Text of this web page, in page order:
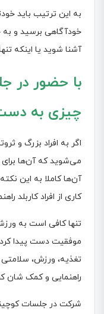
به این ترتیب باید
خودآگاهی برسید و به
آشنا شوید یا اینکه
با حضور در
چیزی به
اگر به افراد بزرگ و
می‌شوید که آن‌ها برای
آن‌ها کاملا به این
کاری از افراد کاربلد
تنها کافی است به
موفقیت دست پیدا
تغذیه، ورزش، سلامتی
راهنمایی و کمک شان
شرکت در جلسات